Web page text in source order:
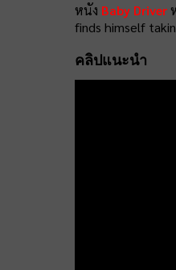
หนัง Baby Driver
finds himself
คลิปแนะนำ